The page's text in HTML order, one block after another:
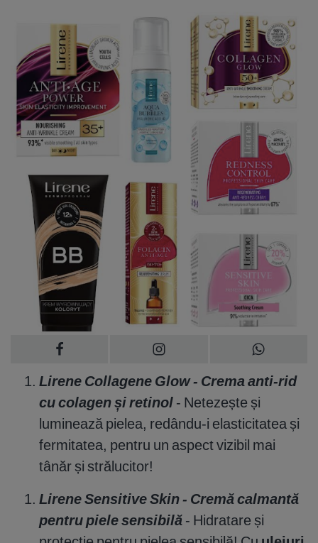
Lirene Collagene Glow - Crema anti-rid
cu colagen și retinol - Netezește și
luminează pielea, redându-i elasticitatea și
fermitatea, pentru un aspect vizibil mai
tânăr și strălucitor!
Lirene Sensitive Skin - Cremă calmantă
pentru piele sensibilă - Hidratare și